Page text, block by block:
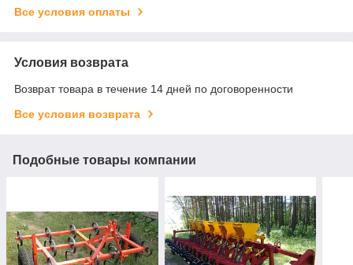
Все условия оплаты
Условия возврата
Возврат товара в течение 14 дней по договоренности
Все условия возврата
Подобные товары компании